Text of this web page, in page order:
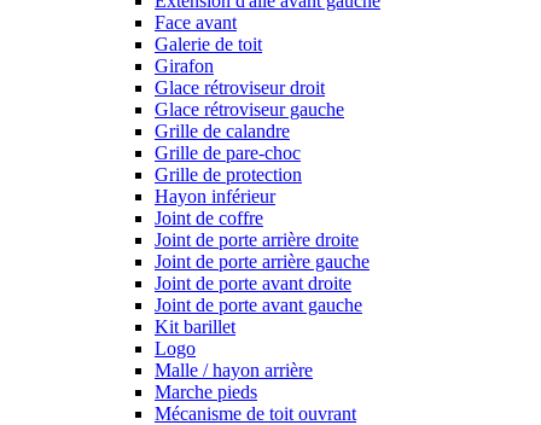
Face avant
Galerie de toit
Girafon
Glace rétroviseur droit
Glace rétroviseur gauche
Grille de calandre
Grille de pare-choc
Grille de protection
Hayon inférieur
Joint de coffre
Joint de porte arrière droite
Joint de porte arrière gauche
Joint de porte avant droite
Joint de porte avant gauche
Kit barillet
Logo
Malle / hayon arrière
Marche pieds
Mécanisme de toit ouvrant